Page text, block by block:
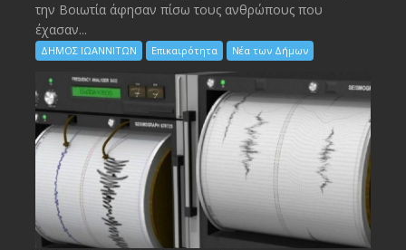
την Bοιωτία άφησαν πίσω τους ανθρώπους που
έχασαν...
ΔΗΜΟΣ ΙΩΑΝΝΙΤΩΝ Επικαιρότητα Νέα των Δήμων